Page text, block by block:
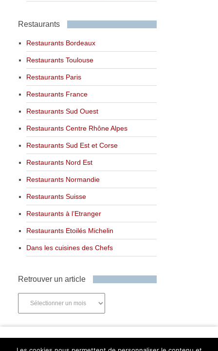
Restaurants
Restaurants Bordeaux
Restaurants Toulouse
Restaurants Paris
Restaurants France
Restaurants Sud Ouest
Restaurants Centre Rhône Alpes
Restaurants Sud Est et Corse
Restaurants Nord Est
Restaurants Normandie
Restaurants Suisse
Restaurants à l’Etranger
Restaurants Etoilés Michelin
Dans les cuisines des Chefs
Retrouver un article